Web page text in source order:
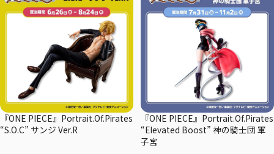
『ONE PIECE』Portrait.Of.Pirates
“S.O.C” サンジ Ver.R
『ONE PIECE』Portrait.Of.Pirates
“Elevated Boost” 神の騎士団 軍
子宮